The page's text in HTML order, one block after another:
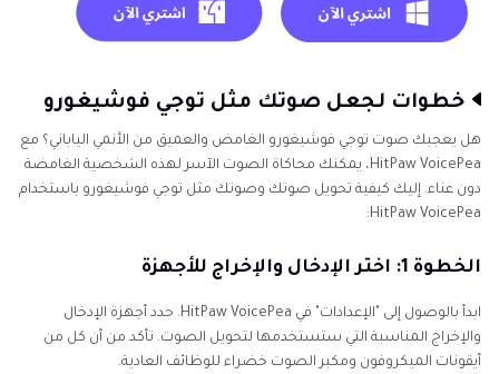
خطوات لجعل صوتك مثل توجي فوشيغورو
هل يعجبك صوت توجي فوشيغورو الغامض والعميق من الأنمي الياباني؟ مع
HitPaw VoicePea، يمكنك محاكاة الصوت الآسر لهذه الشخصية الغامضة
دون عناء. إليك كيفية تحويل صوتك وصوتك مثل توجي فوشيغورو باستخدام
HitPaw VoicePea:
الخطوة 1: اختر الإدخال والإخراج للأجهزة
ابدأ بالوصول إلى "الإعدادات" في HitPaw VoicePea. حدد أجهزة الإدخال
والإخراج المناسبة التي ستستخدمها لتحويل الصوت. تأكد من أن كل من
أيقونات الميكروفون ومكبر الصوت خضراء للوظائف العادية.